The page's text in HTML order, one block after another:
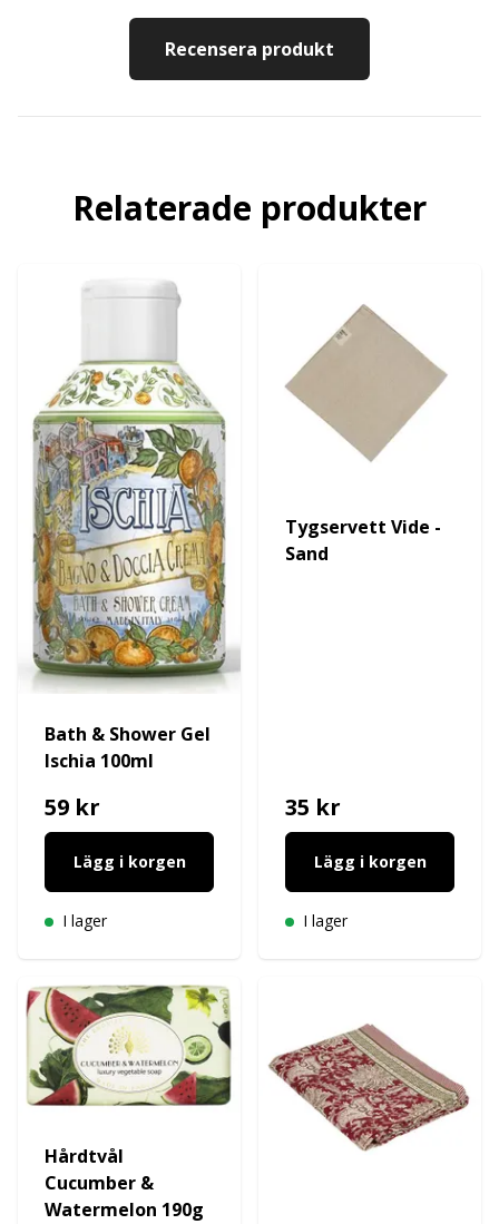
Recensera produkt
Relaterade produkter
Bath & Shower Gel
Ischia 100ml
59 kr
Lägg i korgen
I lager
Tygservett Vide -
Sand
35 kr
Lägg i korgen
I lager
Hårdtvål
Cucumber &
Watermelon 190g